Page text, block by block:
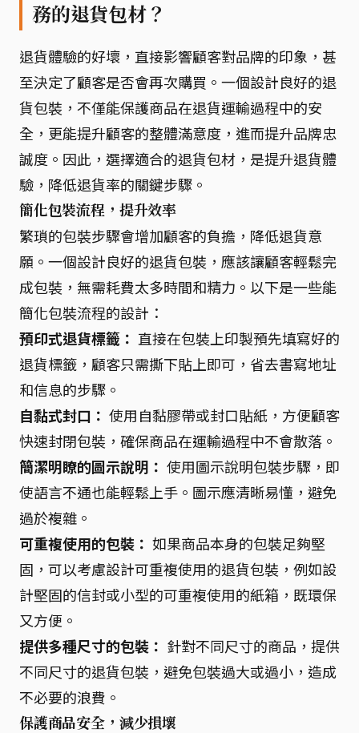
務的退貨包材？
退貨體驗的好壞，直接影響顧客對品牌的印象，甚
至決定了顧客是否會再次購買。一個設計良好的退
貨包裝，不僅能保護商品在退貨運輸過程中的安
全，更能提升顧客的整體滿意度，進而提升品牌忠
誠度。因此，選擇適合的退貨包材，是提升退貨體
驗，降低退貨率的關鍵步驟。
簡化包裝流程，提升效率
繁瑣的包裝步驟會增加顧客的負擔，降低退貨意
願。一個設計良好的退貨包裝，應該讓顧客輕鬆完
成包裝，無需耗費太多時間和精力。以下是一些能
簡化包裝流程的設計：
預印式退貨標籤： 直接在包裝上印製預先填寫好的
退貨標籤，顧客只需撕下貼上即可，省去書寫地址
和信息的步驟。
自黏式封口： 使用自黏膠帶或封口貼紙，方便顧客
快速封閉包裝，確保商品在運輸過程中不會散落。
簡潔明瞭的圖示說明： 使用圖示說明包裝步驟，即
使語言不通也能輕鬆上手。圖示應清晰易懂，避免
過於複雜。
可重複使用的包裝： 如果商品本身的包裝足夠堅
固，可以考慮設計可重複使用的退貨包裝，例如設
計堅固的信封或小型的可重複使用的紙箱，既環保
又方便。
提供多種尺寸的包裝： 針對不同尺寸的商品，提供
不同尺寸的退貨包裝，避免包裝過大或過小，造成
不必要的浪費。
保護商品安全，減少損壞